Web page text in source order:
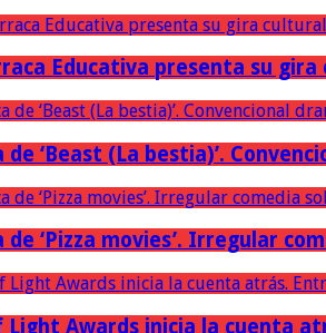
Educativa presenta su
de ‘Beast (La bestia)’.
de ‘Pizza movies’. Irregular
Light Awards inicia la cuenta